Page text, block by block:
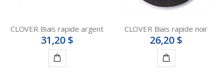
CLOVER Biais rapide argent
31,20 $
CLOVER Biais rapide noir
26,20 $